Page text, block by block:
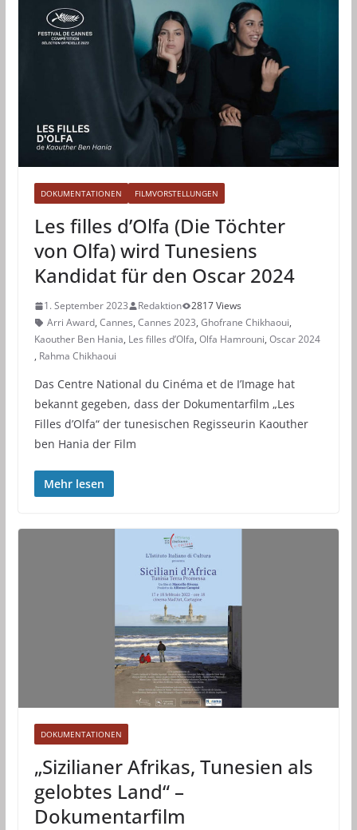
DOKUMENTATIONEN FILMVORSTELLUNGEN
Les filles d’Olfa (Die Töchter
von Olfa) wird Tunesiens
Kandidat für den Oscar 2024
1. September 2023 Redaktion
2817 Views
Arri Award, Cannes, Cannes 2023, Ghofrane Chikhaoui,
Kaouther Ben Hania, Les filles d’Olfa, Olfa Hamrouni, Oscar 2024
, Rahma Chikhaoui
Das Centre National du Cinéma et de I’Image hat
bekannt gegeben, dass der Dokumentarfilm „Les
Filles d’Olfa“ der tunesischen Regisseurin Kaouther
ben Hania der Film
Mehr lesen
DOKUMENTATIONEN
„Sizilianer Afrikas, Tunesien als
gelobtes Land“ –
Dokumentarfilm